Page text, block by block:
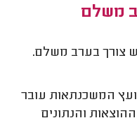
משלם
צורך בערב משלם.
המשכנתאות עובר
והנתונים